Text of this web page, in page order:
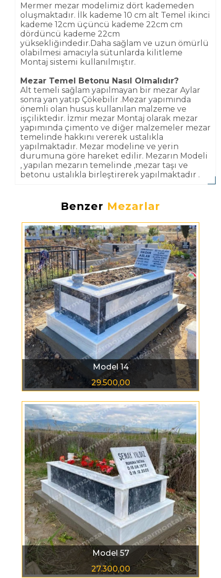
Mermer mezar modelimiz dört kademeden
oluşmaktadır. İlk kademe 10 cm alt Temel ikinci
kademe 12cm üçüncü kademe 22cm cm
dördüncü kademe 22cm
yüksekliğindedir.Daha sağlam ve uzun ömürlü
olabilmesi amacıyla sütunlarda kilitleme
Montaj sistemi kullanılmıştır.
Mezar Temel Betonu Nasıl Olmalıdır?
Alt temeli sağlam yapılmayan bir mezar Aylar
sonra yan yatıp Çökebilir .Mezar yapımında
önemli olan husus kullanılan malzeme ve
işçiliktedir. İzmir mezar Montaj olarak mezar
yapımında çimento ve diğer malzemeler mezar
temelinde hakkını vererek ustalıkla
yapılmaktadır. Mezar modeline ve yerin
durumuna göre hareket edilir. Mezarın Modeli
, yapılan mezarın temelinde ,mezar taşı ve
betonu ustalıkla birleştirerek yapılmaktadır .
Benzer Mezarlar
Model 14
29.500,00
Model 57
27.300,00